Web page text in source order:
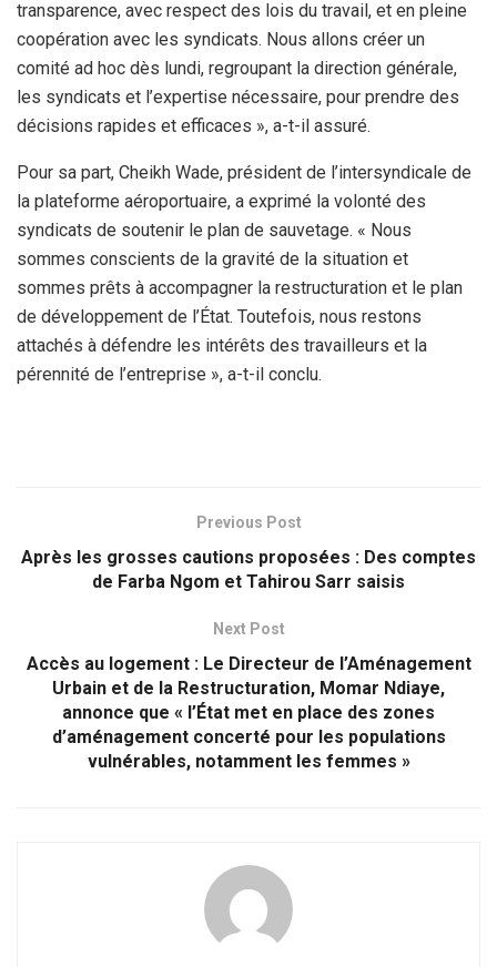
transparence, avec respect des lois du travail, et en pleine
coopération avec les syndicats. Nous allons créer un
comité ad hoc dès lundi, regroupant la direction générale,
les syndicats et l’expertise nécessaire, pour prendre des
décisions rapides et efficaces », a-t-il assuré.
Pour sa part, Cheikh Wade, président de l’intersyndicale de
la plateforme aéroportuaire, a exprimé la volonté des
syndicats de soutenir le plan de sauvetage. « Nous
sommes conscients de la gravité de la situation et
sommes prêts à accompagner la restructuration et le plan
de développement de l’État. Toutefois, nous restons
attachés à défendre les intérêts des travailleurs et la
pérennité de l’entreprise », a-t-il conclu.
Previous Post
Après les grosses cautions proposées : Des comptes
de Farba Ngom et Tahirou Sarr saisis
Next Post
Accès au logement : Le Directeur de l’Aménagement
Urbain et de la Restructuration, Momar Ndiaye,
annonce que « l’État met en place des zones
d’aménagement concerté pour les populations
vulnérables, notamment les femmes »